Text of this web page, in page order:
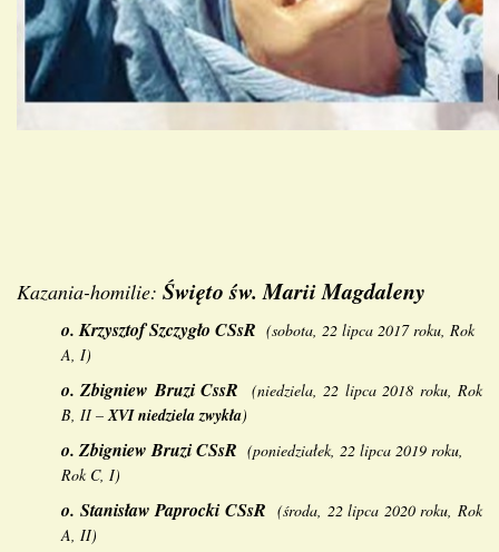
Kazania-homilie: Święto św. Marii Magdaleny
o.Krzysztof Szczygło CSsR (sobota, 22 lipca 2017 roku, Rok
A, I)
o.Zbigniew Bruzi CssR
(niedziela, 22 lipca 2018 roku, Rok
B, II –XVI niedziela zwykła)
o.Zbigniew Bruzi CSsR (poniedziałek, 22 lipca 2019 roku,
Rok C, I)
o. Stanisław Paprocki CSsR (środa, 22 lipca 2020 roku, Rok
A, II)